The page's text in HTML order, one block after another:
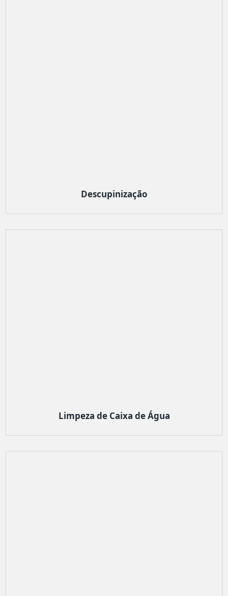
Descupinização
Limpeza de Caixa de Água